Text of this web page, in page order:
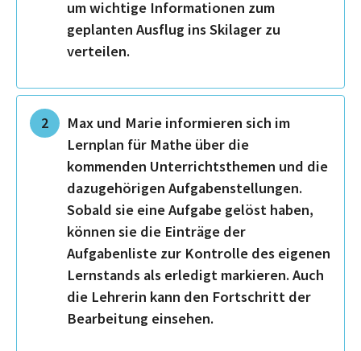
um wichtige Informationen zum
geplanten Ausflug ins Skilager zu
verteilen.
Max und Marie informieren sich im
Lernplan für Mathe über die
kommenden Unterrichtsthemen und die
dazugehörigen Aufgabenstellungen.
Sobald sie eine Aufgabe gelöst haben,
können sie die Einträge der
Aufgabenliste zur Kontrolle des eigenen
Lernstands als erledigt markieren. Auch
die Lehrerin kann den Fortschritt der
Bearbeitung einsehen.